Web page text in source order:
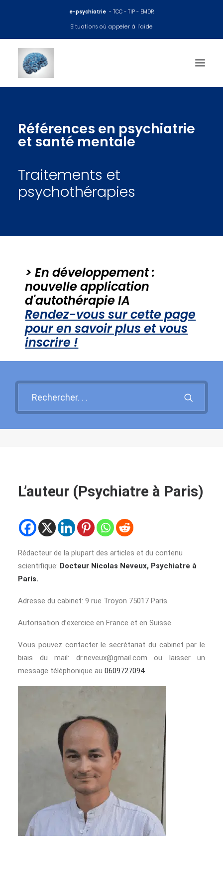
e-psychiatrie - TCC - TIP - EMDR
Situations où appeler à l’aide
Consultations psy
Thérapie interpersonnelle
Santé mentale
PROBLEMES PSY +++
Recherche
Références en psychiatrie
et santé mentale
Traitements et
psychothérapies
> En développement :
nouvelle application
d'autothérapie IA
Rendez-vous sur cette page
pour en savoir plus et vous
inscrire !
L’auteur (Psychiatre à Paris)
Rédacteur de la plupart des articles et du contenu
scientifique: Docteur Nicolas Neveux, Psychiatre à
Paris.
Adresse du cabinet: 9 rue Troyon 75017 Paris.
Autorisation d’exercice en France et en Suisse.
Vous pouvez contacter le secrétariat du cabinet par le
biais du mail: dr.neveux@gmail.com ou laisser un
message téléphonique au 0609727094.